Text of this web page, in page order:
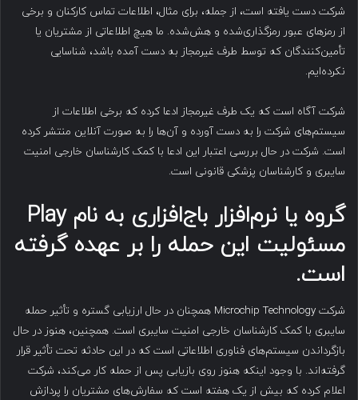
شرکت دست یافته است، از جمله، برای مثال، اطلاعات تماس کارکنان و برخی
از رمزهای عبور رمزگذاری‌شده و هش‌شده. ما هیچ اطلاعاتی از مشتریان یا
تأمین‌کنندگان که توسط طرف غیرمجاز به دست آمده باشد، شناسایی
نکرده‌ایم.
شرکت آگاه است که یک طرف غیرمجاز ادعا کرده که برخی اطلاعات از
سیستم‌های شرکت را به دست آورده و آن‌ها را به صورت آنلاین منتشر کرده
است. شرکت در حال بررسی اعتبار این ادعا با کمک کارشناسان خارجی امنیت
سایبری و کارشناسان پزشکی قانونی است.
گروه یا نرم‌افزار باج‌افزاری به نام Play
مسئولیت این حمله را بر عهده گرفته
است.
شرکت Microchip Technology همچنان در حال ارزیابی گستره و تأثیر حمله
سایبری با کمک کارشناسان خارجی امنیت سایبری است. همچنین، هنوز در حال
بازگرداندن سیستم‌های فناوری اطلاعاتی است که در این حادثه تحت تأثیر قرار
گرفته‌اند. با وجود اینکه هنوز روی بازیابی پس از حمله کار می‌کند، شرکت
اعلام کرده که بیش از یک هفته است که سفارش‌های مشتریان را پردازش